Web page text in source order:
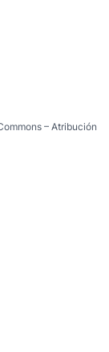
– Atribución